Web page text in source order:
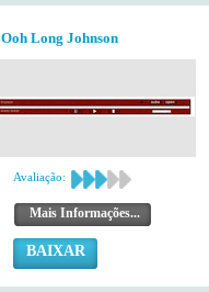
Ooh Long Johnson
Avaliação:
Mais Informações...
BAIXAR